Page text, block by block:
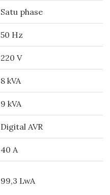
Satu phase
50 Hz
220 V
8 kVA
9 kVA
Digital AVR
40 A
99,3 LwA